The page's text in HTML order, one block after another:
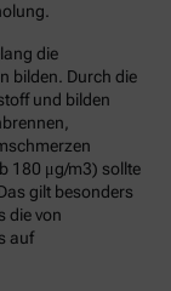
die
bilden. Durch die
und bilden
180 μg/m3) sollte
gilt besonders
die von
auf